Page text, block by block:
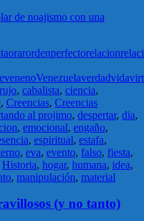
de noajismo con una
orarordenperfectorelacion
venenoVenezuelaverdadvida
, cabalista, ciencia,
, Creencias, Creencias
al projimo, despertar, dia,
, emocional, engaño,
, espiritual, estafa,
, eva, evento, falso, fiesta,
Historia, hogar, humana, idea,
, manipulación, material
(y no tanto)